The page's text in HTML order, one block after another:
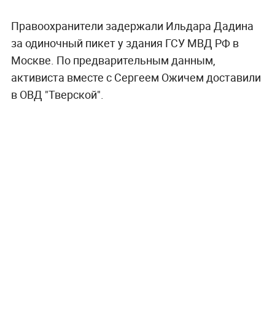
Правоохранители задержали Ильдара Дадина
за одиночный пикет у здания ГСУ МВД РФ в
Москве. По предварительным данным,
активиста вместе с Сергеем Ожичем доставили
в ОВД "Тверской".